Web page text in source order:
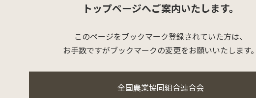
トップページへご案内いたします。
このページをブックマーク登録されていた方は、
お手数ですがブックマークの変更をお願いいたします。
全国農業協同組合連合会